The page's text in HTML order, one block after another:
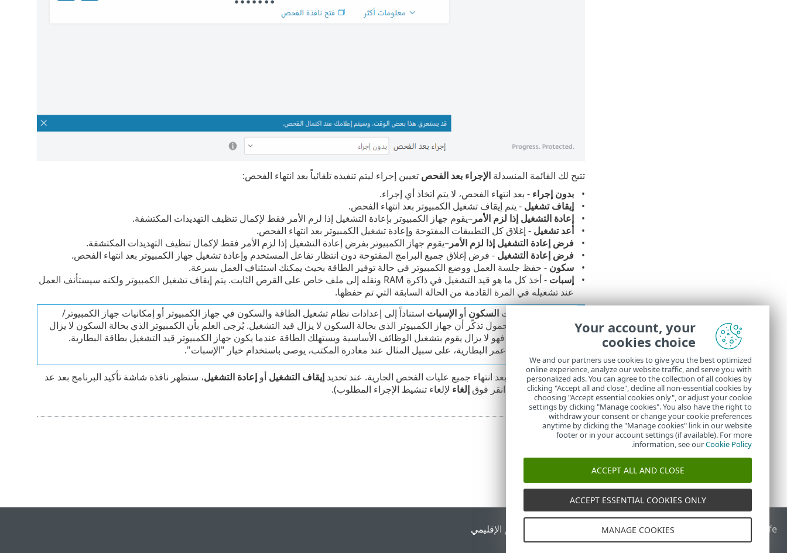
تتيح لك القائمة المنسدلة الإجراء بعد الفحص تعيين إجراء ليتم تنفيذه تلقائياً بعد انتهاء الفحص:
بدون إجراء - بعد انتهاء الفحص، لا يتم اتخاذ أي إجراء.
إيقاف تشغيل - يتم إيقاف تشغيل الكمبيوتر بعد انتهاء الفحص.
إعادة التشغيل إذا لزم الأمر–يقوم جهاز الكمبيوتر بإعادة التشغيل إذا لزم الأمر فقط لإكمال تنظيف التهديدات المكتشفة.
أعد تشغيل - إغلاق كل التطبيقات المفتوحة وإعادة تشغيل الكمبيوتر بعد انتهاء الفحص.
فرض إعادة التشغيل إذا لزم الأمر–يقوم جهاز الكمبيوتر بفرض إعادة التشغيل إذا لزم الأمر فقط لإكمال تنظيف التهديدات المكتشفة.
فرض إعادة التشغيل - فرض إغلاق جميع البرامج المفتوحة دون انتظار تفاعل المستخدم وإعادة تشغيل جهاز الكمبيوتر بعد انتهاء الفحص.
سكون - حفظ جلسة العمل ووضع الكمبيوتر في حالة توفير الطاقة بحيث يمكنك استئناف العمل بسرعة.
إسبات
- أخذ كل ما هو قيد التشغيل في ذاكرة RAM ونقله إلى ملف خاص على القرص الثابت. يتم إيقاف تشغيل الكمبيوتر ولكنه سيستأنف العمل
عند تشغيله في المرة القادمة من الحالة السابقة التي تم حفظها.
تتوفر إجراءات السكون أو الإسبات استناداً إلى إعدادات نظام تشغيل الطاقة والسكون في جهاز الكمبيوتر أو إمكانيات جهاز الكمبيوتر/
الكمبيوتر المحمول تذكّر أن جهاز الكمبيوتر الذي بحالة السكون لا يزال قيد التشغيل. يُرجى العلم بأن الكمبيوتر الذي بحالة السكون لا يزال
قيد التشغيل. فهو لا يزال يقوم بتشغيل الوظائف الأساسية ويستهلك الطاقة عندما يكون جهاز الكمبيوتر قيد التشغيل بطاقة البطارية.
للحفاظ على عمر البطارية، على سبيل المثال عند مغادرة المكتب، يوصى باستخدام خيار "الإسبات".
سيبدأ الإجراء المحدد بعد انتهاء جميع عليات الفحص الجارية. عند تحديد إيقاف التشغيل أو إعادة التشغيل، ستظهر نافذة شاشة تأكيد البرنامج بعد عد
تنازلي لمدة 30 ثانية (انقر فوق
إلغاء لإلغاء تنشيط الإجراء المطلوب).
End of Life منتدى ESET ESET Status Portal الدعم الإقليمي
Your account, your
cookies choice
We and our partners use cookies to give you the best optimized
online experience, analyze our website traffic, and serve you with
personalized ads. You can agree to the collection of all cookies by
clicking "Accept all and close", decline all non-essential cookies by
choosing "Accept essential cookies only", or adjust your cookie
settings by clicking "Manage cookies". You also have the right to
withdraw your consent or change your cookie preferences
anytime by clicking the "Manage cookies" link in our website
footer or in your account settings (if available). For more
information, see ourCookie Policy
.
ACCEPT ALL AND CLOSE
ACCEPT ESSENTIAL COOKIES ONLY
MANAGE COOKIES